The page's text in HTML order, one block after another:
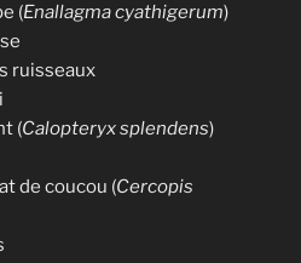
(Enallagma cyathigerum)
ruisseaux
(Calopteryx splendens)
de coucou (Cercopis